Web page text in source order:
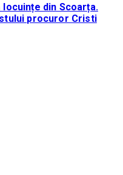
din Scoarța.
procuror Cristi